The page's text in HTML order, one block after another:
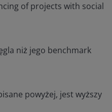
of projects with social
niż jego benchmark
powyżej, jest wyższy